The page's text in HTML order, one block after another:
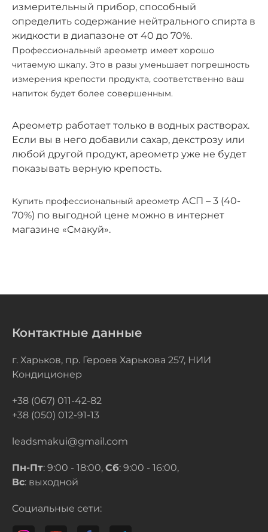
измерительный прибор, способный
определить содержание нейтрального спирта в
жидкости в диапазоне от 40 до 70%.
Профессиональный ареометр имеет хорошо
читаемую шкалу. Это в разы уменьшает погрешность
измерения крепости продукта, соответственно ваш
напиток будет более совершенным.
Ареометр работает только в водных растворах.
Если вы в него добавили сахар, декстрозу или
любой другой продукт, ареометр уже не будет
показывать верную крепость.
Купить профессиональный ареометр АСП – 3 (40-
70%) по выгодной цене можно в интернет
магазине «Смакуй».
Контактные данные
г. Харьков, пр. Героев Харькова 257, НИИ
Кондиционер
+38 (067) 011-42-82
+38 (050) 012-91-13
leadsmakui@gmail.com
Пн-Пт: 9:00 - 18:00, Сб: 9:00 - 16:00,
Вс: выходной
Социальные сети: